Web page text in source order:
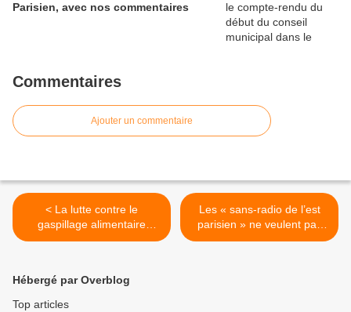
Parisien, avec nos commentaires
Commentaires
Ajouter un commentaire
< La lutte contre le
gaspillage alimentaire
avance
Les « sans-radio de l’est
parisien » ne veulent pas
rester « les sans radio » >
Hébergé par Overblog
Top articles